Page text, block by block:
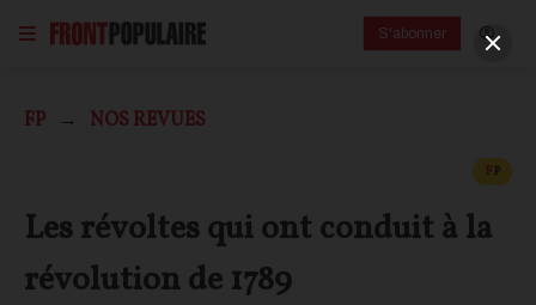
S'abonner
FP NOS REVUES
FP
Les révoltes qui ont conduit à la
révolution de 1789